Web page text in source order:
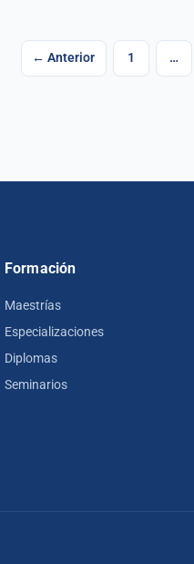
Paginación
← Anterior 1 …
Formación
Maestrías
Especializaciones
Diplomas
Seminarios